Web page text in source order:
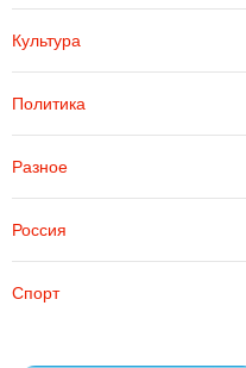
Культура
Политика
Разное
Россия
Спорт